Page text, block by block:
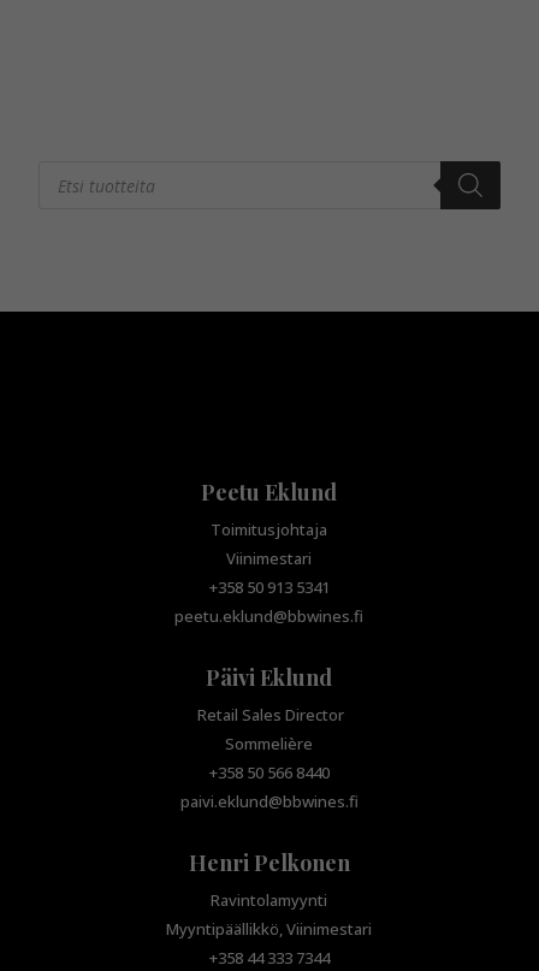
search
Peetu Eklund
Toimitusjohtaja
Viinimestari
+358 50 913 5341
peetu.eklund@bbwines.fi
Päivi Eklund
Retail Sales Director
Sommelière
+358 50 566 8440
paivi.eklund@bbwines.fi
Henri Pelkonen
Ravintolamyynti
Myyntipäällikkö, Viinimestari
+358 44 333 7344